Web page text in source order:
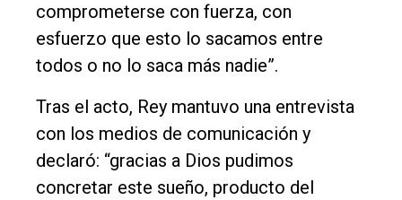
comprometerse con fuerza, con
esfuerzo que esto lo sacamos entre
todos o no lo saca más nadie”.
Tras el acto, Rey mantuvo una entrevista
con los medios de comunicación y
declaró: “gracias a Dios pudimos
concretar este sueño, producto del